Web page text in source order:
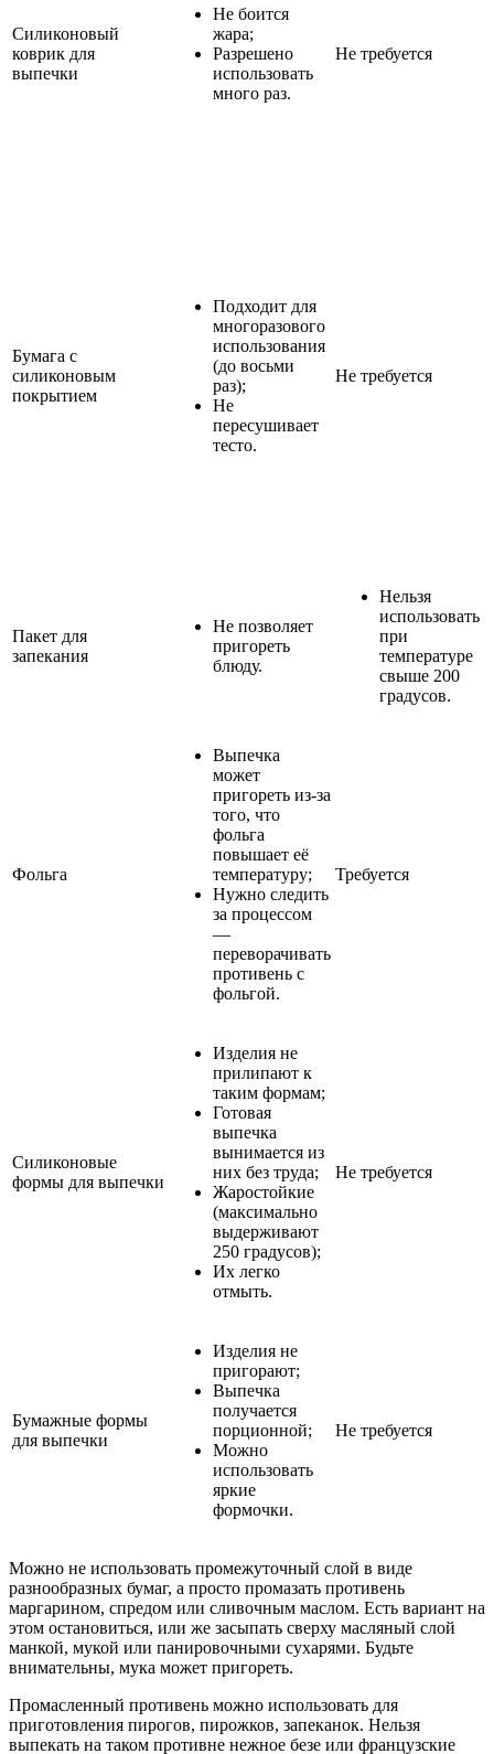
Силиконовый
коврик для
выпечки
Не боится
жара;
Разрешено
использовать
много раз.
Не требуется
Бумага с
силиконовым
покрытием
Подходит для
многоразового
использования
(до восьми
раз);
Не
пересушивает
тесто.
Не требуется
Пакет для
запекания
Не позволяет
пригореть
блюду.
Нельзя
использовать
при
температуре
свыше 200
градусов.
Фольга
Выпечка
может
пригореть из-за
того, что
фольга
повышает её
температуру;
Нужно следить
за процессом
—
переворачивать
противень с
фольгой.
Требуется
Силиконовые
формы для выпечки
Изделия не
прилипают к
таким формам;
Готовая
выпечка
вынимается из
них без труда;
Жаростойкие
(максимально
выдерживают
250 градусов);
Их легко
отмыть.
Не требуется
Бумажные формы
для выпечки
Изделия не
пригорают;
Выпечка
получается
порционной;
Можно
использовать
яркие
формочки.
Не требуется
Можно не использовать промежуточный слой в виде
разнообразных бумаг, а просто промазать противень
маргарином, спредом или сливочным маслом. Есть вариант на
этом остановиться, или же засыпать сверху масляный слой
манкой, мукой или панировочными сухарями. Будьте
внимательны, мука может пригореть.
Промасленный противень можно использовать для
приготовления пирогов, пирожков, запеканок. Нельзя
выпекать на таком противне нежное безе или французские